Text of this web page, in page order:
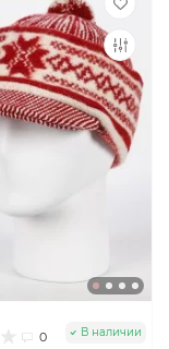
0 В наличии